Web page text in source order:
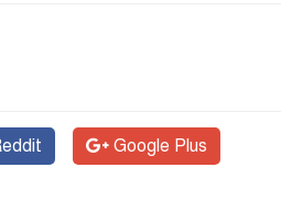
Google Plus